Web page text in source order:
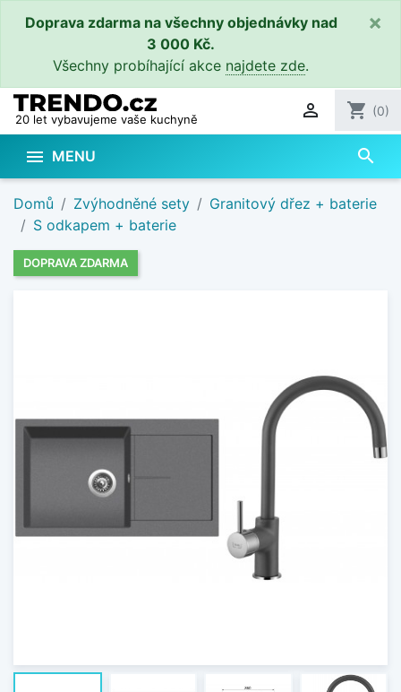
Doprava zdarma na všechny objednávky nad
3 000 Kč.
Všechny probíhající akce najdete zde.
×
20 let vybavujeme vaše kuchyně  shopping_cart (0)
 MENU search
Domů Zvýhodněné sety
Granitový dřez + baterie
S odkapem + baterie
DOPRAVA ZDARMA